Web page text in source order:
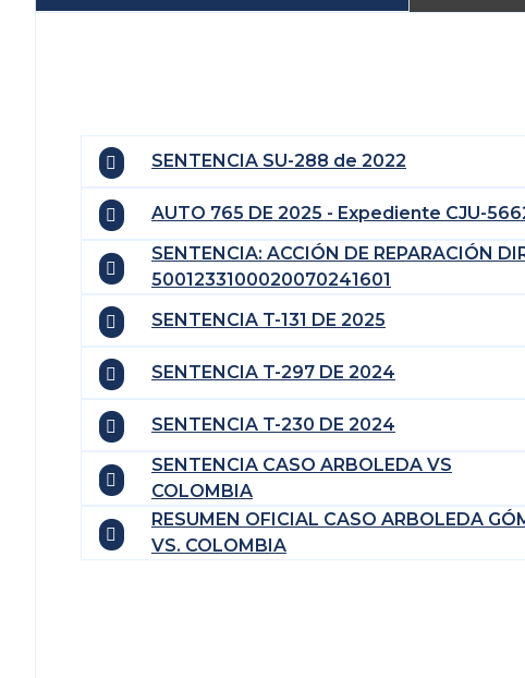
SENTENCIA SU-288 de 2022
AUTO 765 DE 2025 - Expediente CJU-
SENTENCIA: ACCIÓN DE REPARACIÓN
5001233100020070241601
SENTENCIA T-131 DE 2025
SENTENCIA T-297 DE 2024
SENTENCIA T-230 DE 2024
SENTENCIA CASO ARBOLEDA VS
COLOMBIA
RESUMEN OFICIAL CASO ARBOLEDA
VS. COLOMBIA